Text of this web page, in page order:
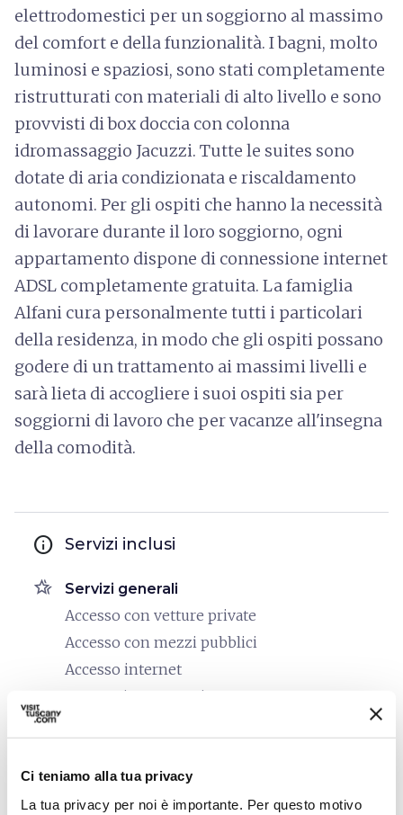
Ci teniamo alla tua privacy
La tua privacy per noi è importante. Per questo motivo
elettrodomestici per un soggiorno al massimo
del comfort e della funzionalità. I bagni, molto
luminosi e spaziosi, sono stati completamente
ristrutturati con materiali di alto livello e sono
provvisti di box doccia con colonna
idromassaggio Jacuzzi. Tutte le suites sono
dotate di aria condizionata e riscaldamento
autonomi. Per gli ospiti che hanno la necessità
di lavorare durante il loro soggiorno, ogni
appartamento dispone di connessione internet
ADSL completamente gratuita. La famiglia
Alfani cura personalmente tutti i particolari
della residenza, in modo che gli ospiti possano
godere di un trattamento ai massimi livelli e
sarà lieta di accogliere i suoi ospiti sia per
soggiorni di lavoro che per vacanze all'insegna
della comodità.
info Servizi inclusi
hotel_class Servizi generali
Accesso con vetture private
Accesso con mezzi pubblici
Accesso internet
Accettazione gruppi
Wi-Fi